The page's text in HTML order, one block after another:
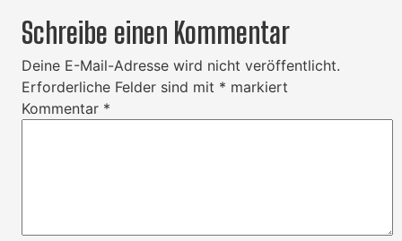
Schreibe einen Kommentar
Deine E-Mail-Adresse wird nicht veröffentlicht.
Erforderliche Felder sind mit * markiert
Kommentar *